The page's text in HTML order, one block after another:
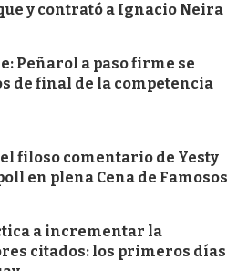
y contrató a Ignacio Neira
Peñarol a paso firme se
de final de la competencia
el filoso comentario de Yesty
en plena Cena de Famosos
a incrementar la
citados: los primeros días